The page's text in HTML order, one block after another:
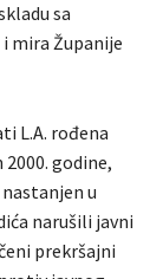
sa
mira Županije
L.A. rođena
godine,
u
narušili javni
prekršajni